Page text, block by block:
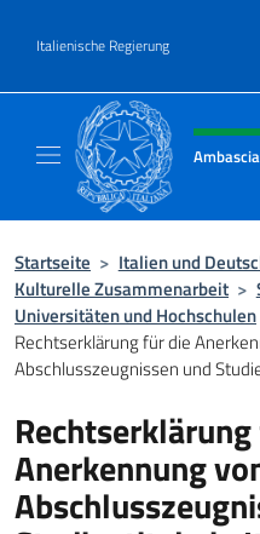
Italienische Regierung
Header-Site,
Startseite > Italien und
Kulturelle Zusammenarbeit >
Universitäten und Hochschulen
Rechtserklärung für die
Abschlusszeugnissen und
Anerkennung